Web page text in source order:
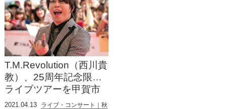
T.M.Revolution（西川貴
教）、25周年記念限定
ライブツアーを甲賀市
で開催！
2021.04.13 ライブ・コンサート 秋